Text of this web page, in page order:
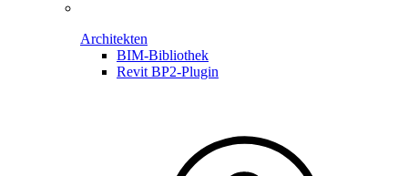
Architekten
BIM-Bibliothek
Revit BP2-Plugin